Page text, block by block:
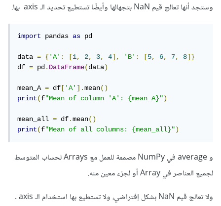
وستجد أنها تعالج قيم NaN بتجهالها وأيضًا تستطيع تحديد الـ axis بها.
import pandas as pd
data = {'A': [1, 2, 3, 4], 'B': [5, 6, 7, 8]}
df = pd.DataFrame(data)
mean_A = df ['A'].mean()
print(f"Mean of column 'A': {mean_A}")
mean_all = df.mean()
print(f"Mean of all columns: {mean_all}")
و average في NumPy مصممة للعمل مع Arrays لحساب المتوسط
لجميع العناصر في Array أو لجزء معين منه.
ولا تعالج قيم NaN بشكل إفتراضي، ولا تستطيع بها استخدام الـ axis .